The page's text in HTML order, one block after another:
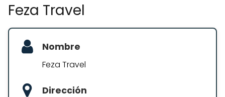
Feza Travel
Nombre
Feza Travel
Dirección